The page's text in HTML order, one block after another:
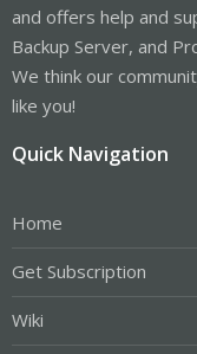
and offers help and
Backup Server, and
We think our
like you!
Quick Navigation
Home
Get Subscription
Wiki